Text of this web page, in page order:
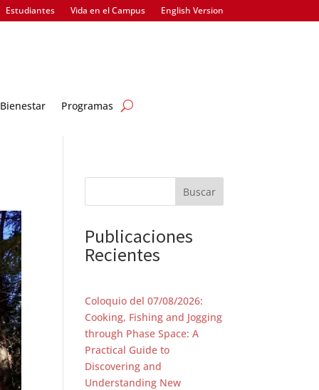
Estudiantes Vida en el Campus English Version
Bienestar Programas
Buscar
Publicaciones
Recientes
Coloquio del 07/08/2026:
Cooking, Fishing and Jogging
through Phase Space: A
Practical Guide to
Discovering and
Understanding New